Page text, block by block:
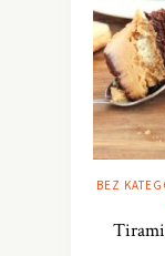
BEZ